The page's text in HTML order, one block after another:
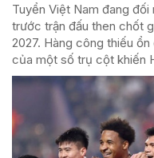
Tuyển Việt Nam đang
trước trận đấu then chốt
2027. Hàng công thiếu
của một số trụ cột khiến